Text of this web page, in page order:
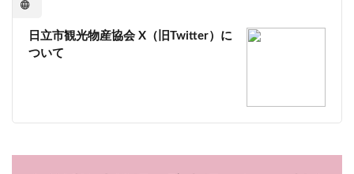
日立市観光物産協会 X（旧Twitter）に
ついて